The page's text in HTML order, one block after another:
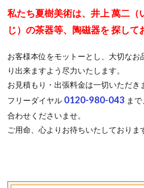
私たち夏樹美術は、井上 萬二（
じ）の茶器等、陶磁器を 探して
お客様本位をモットーとし、大切なお
り出来ますよう尽力いたします。
お見積もり・出張料金は一切いただき
フリーダイヤル 0120-980-043 ま
合わせくださいませ。
ご用命、心よりお待ちいたしておりま